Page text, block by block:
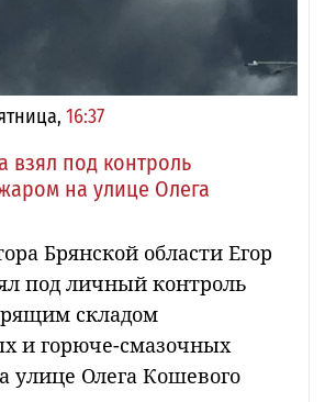
16:37
взял под контроль
на улице Олега
Брянской области Егор
под личный контроль
складом
и горюче-смазочных
улице Олега Кошевого